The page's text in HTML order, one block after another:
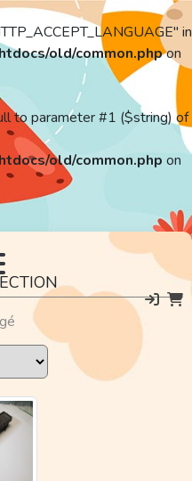
in
old/common.phpon
to parameter #1 ($string) of
old/common.php on